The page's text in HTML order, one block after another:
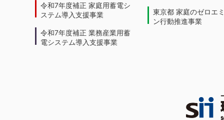
令和7年度補正 家庭用蓄電シ
ステム導入支援事業
令和7年度補正 業務産業用蓄
電システム導入支援事業
東京都 家庭のゼロエ
ン行動推進事業